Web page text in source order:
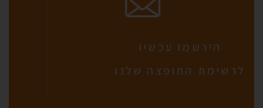
הירשמו עכשיו
לרשימת התופצה שלנו